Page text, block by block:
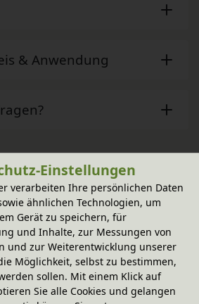
& Anwendung
gekauft
Varianten
114,95 €
Einstellungen
verarbeiten Ihre persönlichen Daten
ähnlichen Technologien, um
Gerät zu speichern, für
und Inhalte, zur Messungen von
und zur Weiterentwicklung unserer
Möglichkeit, selbst zu bestimmen,
sollen. Mit einem Klick auf
Sie alle Cookies und gelangen